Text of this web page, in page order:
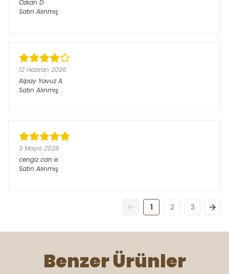
Özkan D.
Satın Alınmış
12 Haziran 2026
Alpay Yavuz A.
Satın Alınmış
3 Mayıs 2026
cengiz can e.
Satın Alınmış
1 2 3
Benzer Ürünler